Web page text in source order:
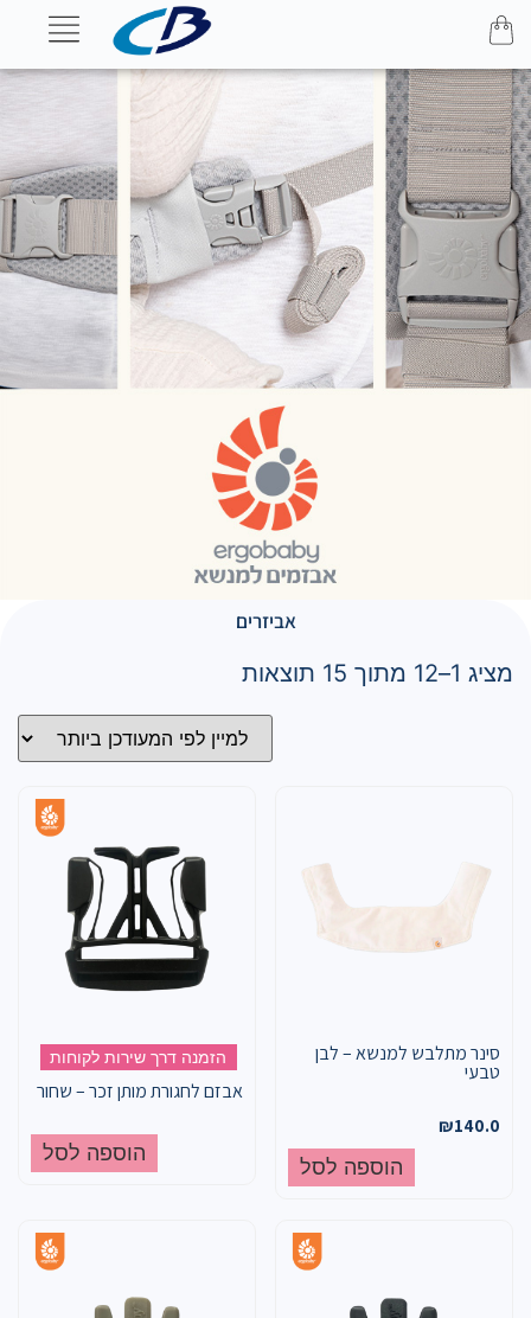
אביזרים
מציג 1–12 מתוך 15 תוצאות
סינר מתלבש למנשא – לבן
טבעי
₪140.0
הוספה לסל
הזמנה דרך שירות לקוחות
אבזם לחגורת מותן זכר – שחור
הוספה לסל